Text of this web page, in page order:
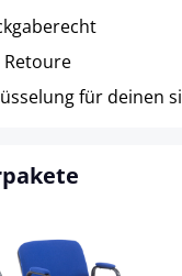
für deinen